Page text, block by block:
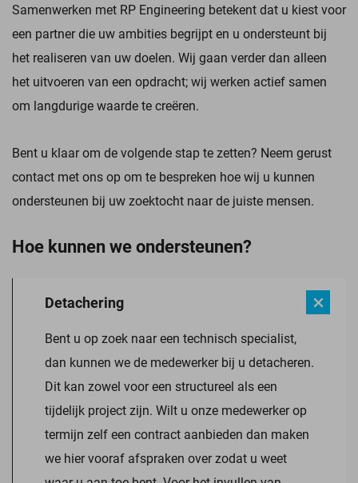
Samenwerken met RP Engineering betekent dat u kiest voor
een partner die uw ambities begrijpt en u ondersteunt bij
het realiseren van uw doelen. Wij gaan verder dan alleen
het uitvoeren van een opdracht; wij werken actief samen
om langdurige waarde te creëren.
Bent u klaar om de volgende stap te zetten? Neem gerust
contact met ons op om te bespreken hoe wij u kunnen
ondersteunen bij uw zoektocht naar de juiste mensen.
Hoe kunnen we ondersteunen?
Detachering
Bent u op zoek naar een technisch specialist,
dan kunnen we de medewerker bij u detacheren.
Dit kan zowel voor een structureel als een
tijdelijk project zijn. Wilt u onze medewerker op
termijn zelf een contract aanbieden dan maken
we hier vooraf afspraken over zodat u weet